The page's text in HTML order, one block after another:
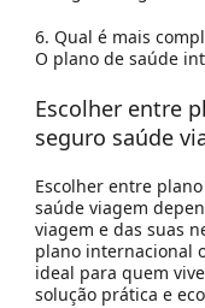
6. Qual é mais
O plano de saúde
Escolher entre
seguro saúde
Escolher entre
saúde viagem
viagem e das suas
plano internacional
ideal para quem
solução prática e